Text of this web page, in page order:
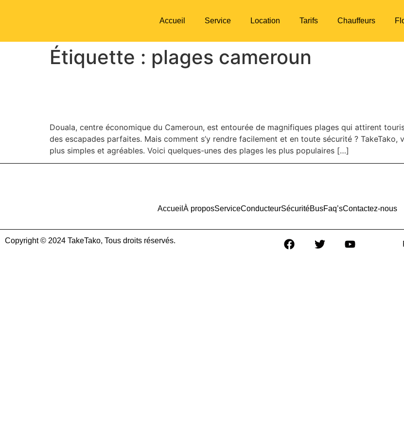
Accueil Service Location Tarifs Chauffeurs
Étiquette : plages cameroun
Douala, centre économique du Cameroun, est entourée de magnifiques plages qui attirent
des escapades parfaites. Mais comment s’y rendre facilement et en toute sécurité ?
plus simples et agréables. Voici quelques-unes des plages les plus populaires […]
Accueil À proposServiceConducteurSécuritéBusFaq’sContactez-nous
Copyright © 2024 TakeTako, Tous droits réservés.